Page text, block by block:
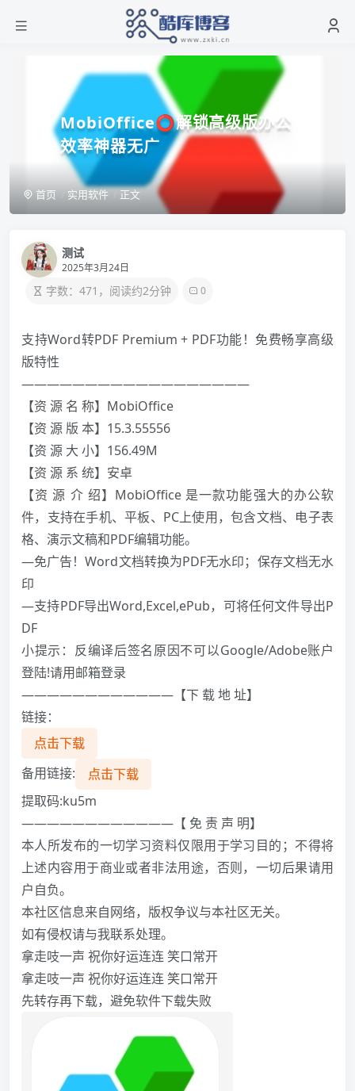
MobiOffice⭕解锁高级版办公
效率神器无广
首页 实用软件 正文
测试
2025年3月24日
字数：471，阅读约2分钟 0
支持Word转PDF️ Premium + PDF功能！免费畅享高级
版特性
——————————————————
【资 源 名 称】MobiOffice
【资 源 版 本】15.3.55556
【资 源 大 小】156.49M
【资 源 系 统】安卓
【资 源 介 绍】MobiOffice 是一款功能强大的办公软
件，支持在手机、平板、PC上使用，包含文档、电子表
格、演示文稿和PDF编辑功能。
—免广告！Word文档转换为PDF无水印；保存文档无水
印
—支持PDF导出Word,Excel,ePub，可将任何文件导出P
DF
小提示：反编译后签名原因不可以Google/Adobe账户
登陆!请用邮箱登录
————————————【下 载 地 址】
链接：
点击下载
备用链接:
点击下载
提取码:ku5m
————————————【 免 责 声 明】
本人所发布的一切学习资料仅限用于学习目的；不得将
上述内容用于商业或者非法用途，否则，一切后果请用
户自负。
本社区信息来自网络，版权争议与本社区无关。
如有侵权请与我联系处理。
️拿走吱一声 祝你好运连连 笑口常开️
️拿走吱一声 祝你好运连连 笑口常开️
先转存再下载，避免软件下载失败️️️